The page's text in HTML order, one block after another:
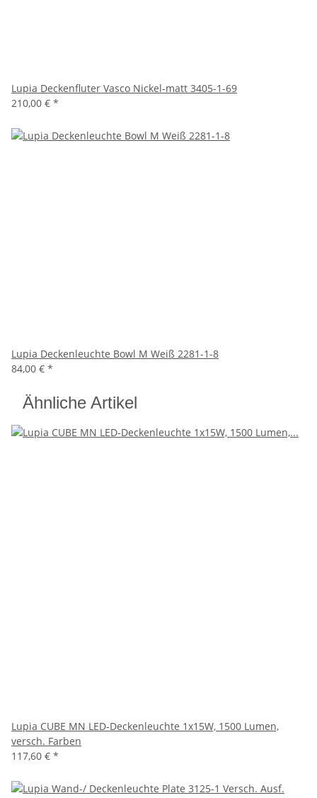
Lupia Deckenfluter Vasco Nickel-matt 3405-1-69
210,00 € *
Lupia Deckenleuchte Bowl M Weiß 2281-1-8
84,00 € *
Ähnliche Artikel
Lupia CUBE MN LED-Deckenleuchte 1x15W, 1500 Lumen,
versch. Farben
117,60 € *